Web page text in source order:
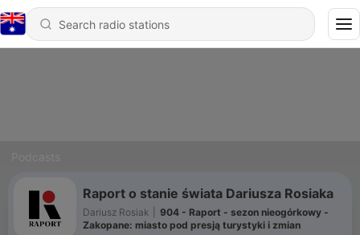
Raport o stanie świata Dariusza Rosiaka
Dariusz Rosiak
904 - Raport - sezon nieogórkowy -
Zakopane: miasto pod presją turystyki i zmian